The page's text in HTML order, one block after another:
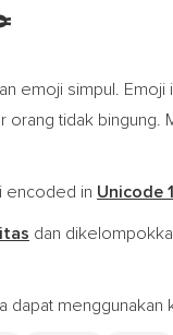
emoji simpul.
orang tidak
encoded in Unicode
dan
dapat menggunakan